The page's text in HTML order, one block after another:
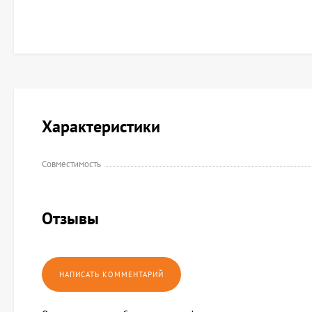
Характеристики
Совместимость
Отзывы